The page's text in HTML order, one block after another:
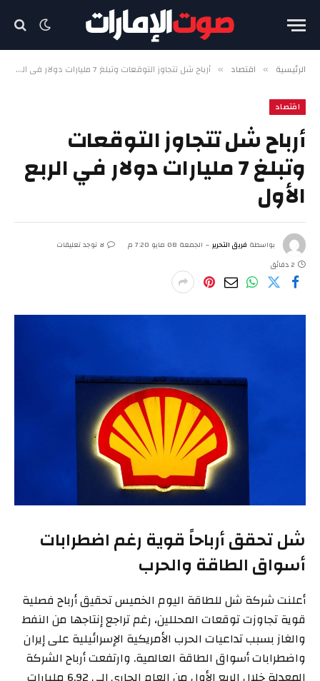
الرئيسية » اقتصاد » أرباح شل تتجاوز التوقعات وتبلغ 7 مليارات دولار في الربع الأول
اقتصاد
أرباح شل تتجاوز التوقعات
وتبلغ 7 مليارات دولار في الربع
الأول
بواسطة فريق التحرير الجمعة 08 مايو 7:20 م
لا توجد تعليقات
2 دقائق
شل تحقق أرباحاً قوية رغم اضطرابات
أسواق الطاقة والحرب
أعلنت شركة شل للطاقة اليوم الخميس تحقيق أرباح فصلية
قوية تجاوزت توقعات المحللين، رغم تراجع إنتاجها من النفط
والغاز بسبب تداعيات الحرب الأمريكية الإسرائيلية على إيران
واضطرابات أسواق الطاقة العالمية. وارتفعت أرباح الشركة